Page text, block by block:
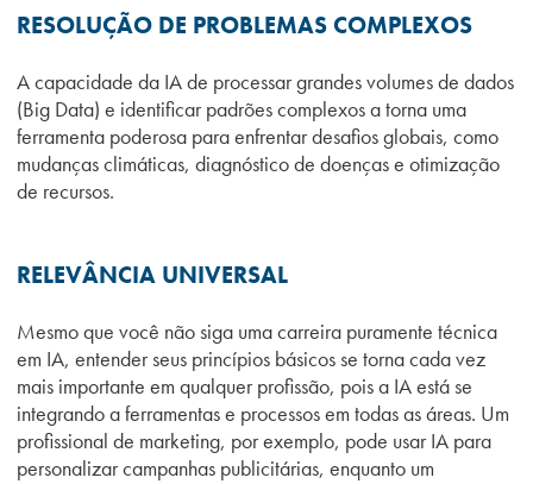
RESOLUÇÃO DE PROBLEMAS COMPLEXOS
A capacidade da IA de processar grandes volumes de dados
(Big Data) e identificar padrões complexos a torna uma
ferramenta poderosa para enfrentar desafios globais, como
mudanças climáticas, diagnóstico de doenças e otimização
de recursos.
RELEVÂNCIA UNIVERSAL
Mesmo que você não siga uma carreira puramente técnica
em IA, entender seus princípios básicos se torna cada vez
mais importante em qualquer profissão, pois a IA está se
integrando a ferramentas e processos em todas as áreas. Um
profissional de marketing, por exemplo, pode usar IA para
personalizar campanhas publicitárias, enquanto um